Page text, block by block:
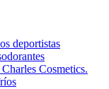
deportistas
Cosmetics.